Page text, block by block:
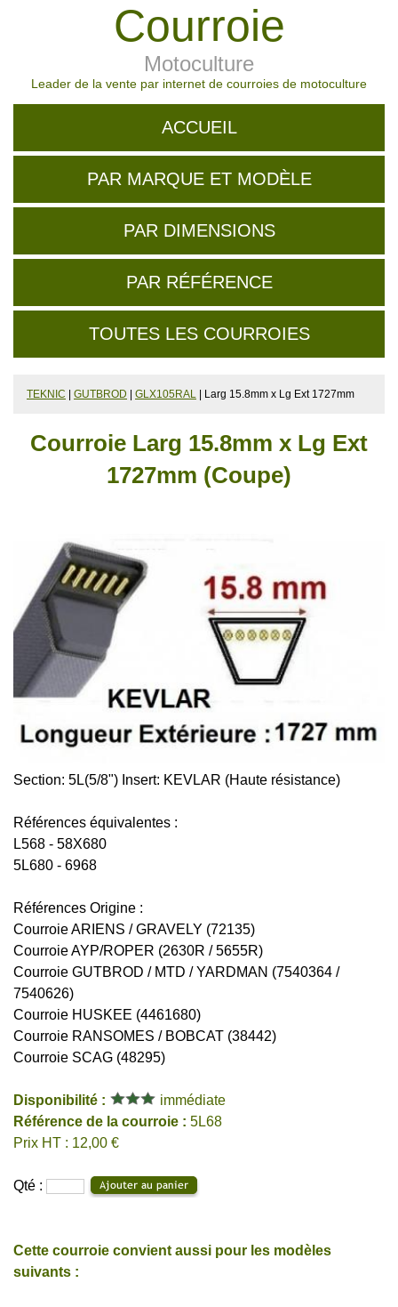
Courroie
Motoculture
Leader de la vente par internet de courroies de motoculture
ACCUEIL
PAR MARQUE ET MODÈLE
PAR DIMENSIONS
PAR RÉFÉRENCE
TOUTES LES COURROIES
TEKNIC GUTBROD GLX105RAL | Larg 15.8mm x Lg Ext 1727mm
Courroie Larg 15.8mm x Lg Ext
1727mm (Coupe)
Section: 5L(5/8") Insert: KEVLAR (Haute résistance)
Références équivalentes :
L568 - 58X680
5L680 - 6968
Références Origine :
Courroie ARIENS / GRAVELY (72135)
Courroie AYP/ROPER (2630R / 5655R)
Courroie GUTBROD / MTD / YARDMAN (7540364 /
7540626)
Courroie HUSKEE (4461680)
Courroie RANSOMES / BOBCAT (38442)
Courroie SCAG (48295)
Disponibilité :
immédiate
Référence de la courroie : 5L68
Prix HT : 12,00 €
Qté :
Cette courroie convient aussi pour les modèles
suivants :